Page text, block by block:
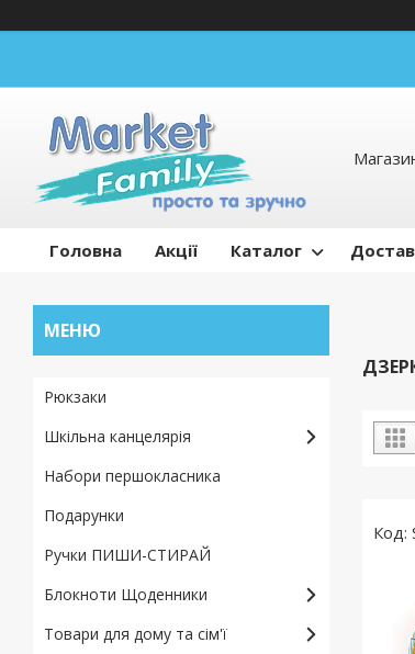
Головна Акції Каталог
Рюкзаки
Шкільна канцелярія
Набори першокласника
Подарунки
Ручки ПИШИ-СТИРАЙ
Блокноти Щоденники
Товари для дому та сім'ї